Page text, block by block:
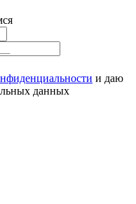
и даю
данных